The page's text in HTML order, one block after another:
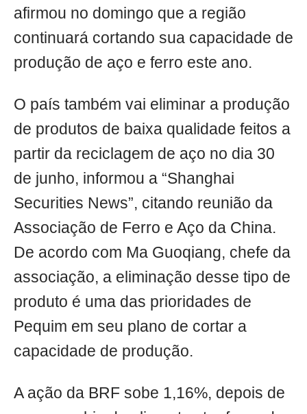
afirmou no domingo que a região
continuará cortando sua capacidade de
produção de aço e ferro este ano.
O país também vai eliminar a produção
de produtos de baixa qualidade feitos a
partir da reciclagem de aço no dia 30
de junho, informou a “Shanghai
Securities News”, citando reunião da
Associação de Ferro e Aço da China.
De acordo com Ma Guoqiang, chefe da
associação, a eliminação desse tipo de
produto é uma das prioridades de
Pequim em seu plano de cortar a
capacidade de produção.
A ação da BRF sobe 1,16%, depois de